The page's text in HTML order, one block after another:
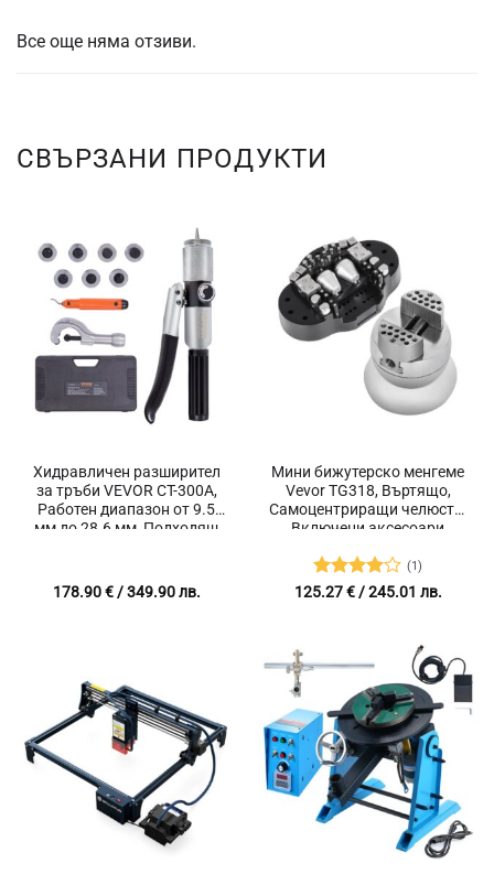
Все още няма отзиви.
СВЪРЗАНИ ПРОДУКТИ
Хидравличен разширител
за тръби VEVOR CT-300A,
Работен диапазон от 9.5
мм до 28.6 мм, Подходящ
178.90€/ 349.90 лв.
Мини бижутерско менгеме
Vevor TG318, Въртящо,
Самоцентриращи челюсти,
Включени аксесоари
Оценено
(1)
125.27€/ 245.01 лв.